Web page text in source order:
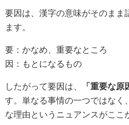
要因は、漢字の意味がそのまま
ます。
要：かなめ、重要なところ
因：もとになるもの
したがって要因は、 「重要な原
す。単なる事情の一つではなく
な理由というニュアンスがここ